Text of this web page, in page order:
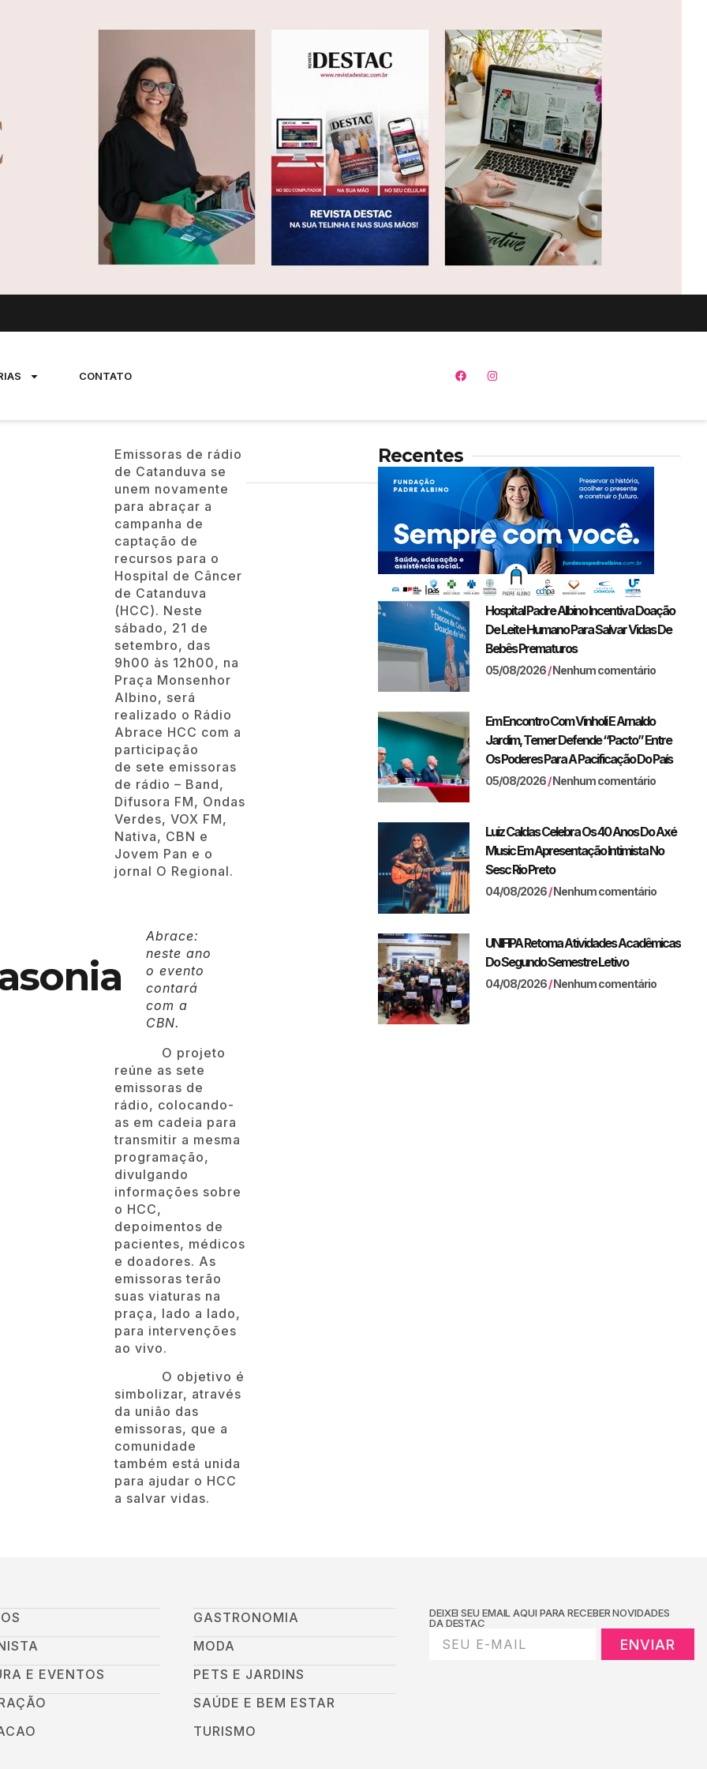
CONTATO
Emissoras de rádio
de Catanduva se
unem novamente
para abraçar a
campanha de
captação de
recursos para o
Hospital de Câncer
de Catanduva
(HCC). Neste
sábado, 21 de
setembro, das
9h00 às 12h00, na
Praça Monsenhor
Albino, será
realizado o Rádio
Abrace HCC com a
participação
de sete emissoras
de rádio – Band,
Difusora FM, Ondas
Verdes, VOX FM,
Nativa, CBN e
Jovem Pan e o
jornal O Regional.
Abrace:
neste ano
o evento
contará
com a
CBN.
O projeto
reúne as sete
emissoras de
rádio, colocando-
as em cadeia para
transmitir a mesma
programação,
divulgando
informações sobre
o HCC,
depoimentos de
pacientes, médicos
e doadores. As
emissoras terão
suas viaturas na
praça, lado a lado,
para intervenções
ao vivo.
O objetivo é
simbolizar, através
da união das
emissoras, que a
comunidade
também está unida
para ajudar o HCC
a salvar vidas.
Recentes
Hospital Padre Albino Incentiva Doação
De Leite Humano Para Salvar Vidas De
Bebês Prematuros
05/08/2026 Nenhum comentário
Em Encontro Com Vinholi E Arnaldo
Jardim, Temer Defende “pacto” Entre
Os Poderes Para A Pacificação Do País
05/08/2026 Nenhum comentário
Luiz Caldas Celebra Os 40 Anos Do Axé
Music Em Apresentação Intimista No
Sesc Rio Preto
04/08/2026 Nenhum comentário
UNIFIPA Retoma Atividades Acadêmicas
Do Segundo Semestre Letivo
04/08/2026 Nenhum comentário
E EVENTOS
GASTRONOMIA
MODA
PETS E JARDINS
SAÚDE E BEM ESTAR
TURISMO
DEIXEI SEU EMAIL AQUI PARA RECEBER NOVIDADES
DA DESTAC
ENVIAR